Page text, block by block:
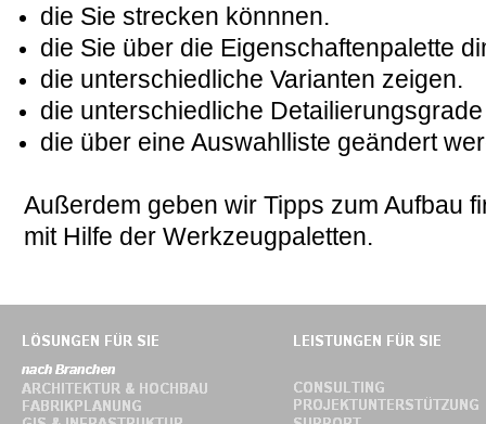
die Sie strecken könnnen.
die Sie über die Eigenschaftenpalette
die unterschiedliche Varianten zeigen.
die unterschiedliche
die über eine Auswahlliste geändert
Außerdem geben wir Tipps zum Aufbau
mit Hilfe der Werkzeugpaletten.